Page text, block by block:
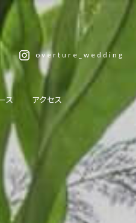
ス アクセス
overture_wedding